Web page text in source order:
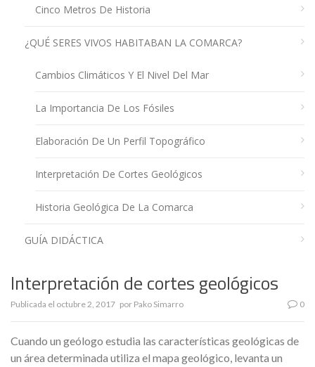
Cinco Metros De Historia
¿QUÉ SERES VIVOS HABITABAN LA COMARCA?
Cambios Climáticos Y El Nivel Del Mar
La Importancia De Los Fósiles
Elaboración De Un Perfil Topográfico
Interpretación De Cortes Geológicos
Historia Geológica De La Comarca
GUÍA DIDÁCTICA
Interpretación de cortes geológicos
Publicada el octubre 2, 2017 por Pako Simarro 0
Cuando un geólogo estudia las características geológicas de
un área determinada utiliza el mapa geológico, levanta un